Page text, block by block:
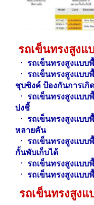
รถเข็นทรงสูงแ
ㆍ รถเข็นทรงสูงแบบ
ㆍ รถเข็นทรงสูงแบบ
ชุบซิงค์ ป้องกันการเกิ
ㆍ รถเข็นทรงสูงแบบ
บ่
ㆍ รถเข็นทรงสูงแบบ
หลายคัน
ㆍ รถเข็นทรงสูงแบบ
กั้นพับเก็บได้
ㆍ รถเข็นทรงสูงแบบ
ㆍ รถเข็นทรงสูงแบบ
รถเข็นทรงสูง